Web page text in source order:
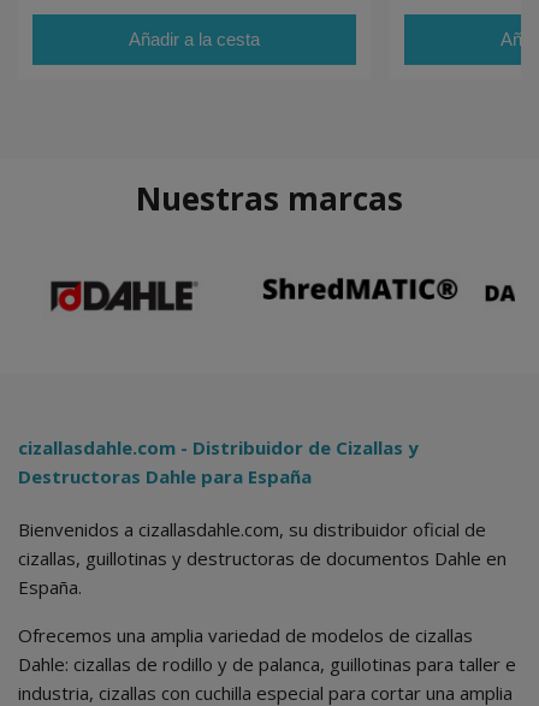
Añadir a la cesta
Nuestras marcas
cizallasdahle.com - Distribuidor de Cizallas y
Destructoras Dahle para España
Bienvenidos a cizallasdahle.com, su distribuidor oficial de
cizallas, guillotinas y destructoras de documentos Dahle en
España.
Ofrecemos una amplia variedad de modelos de cizallas
Dahle: cizallas de rodillo y de palanca, guillotinas para taller e
industria, cizallas con cuchilla especial para cortar una amplia